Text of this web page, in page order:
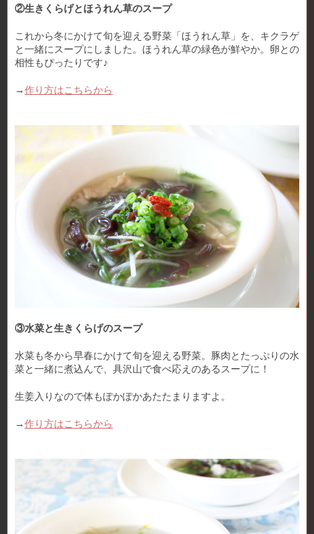
②生きくらげとほうれん草のスープ
これから冬にかけて旬を迎える野菜「ほうれん草」を、キクラゲ
と一緒にスープにしました。ほうれん草の緑色が鮮やか。卵との
相性もぴったりです♪
→作り方はこちらから
③水菜と生きくらげのスープ
水菜も冬から早春にかけて旬を迎える野菜。豚肉とたっぷりの水
菜と一緒に煮込んで、具沢山で食べ応えのあるスープに！
生姜入りなので体もぽかぽかあたたまりますよ。
→作り方はこちらから